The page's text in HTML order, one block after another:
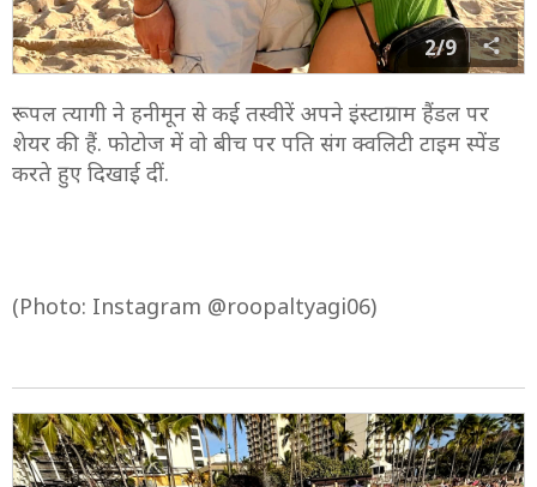
2/9
रूपल त्यागी ने हनीमून से कई तस्वीरें अपने इंस्टाग्राम हैंडल पर
शेयर की हैं. फोटोज में वो बीच पर पति संग क्वलिटी टाइम स्पेंड
करते हुए दिखाई दीं.
(Photo: Instagram @roopaltyagi06)